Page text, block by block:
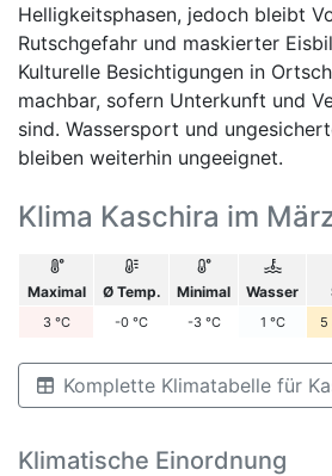
Helligkeitsphasen, jedoch bleibt
Rutschgefahr und maskierter
Kulturelle Besichtigungen in
machbar, sofern Unterkunft und
sind. Wassersport und
bleiben weiterhin ungeeignet.
Klima Kaschira im
Maximal Ø Temp. Minimal Wasser
3 °C -0 °C -3 °C 1 °C 5
Komplette Klimatabelle für
Klimatische Einordnung